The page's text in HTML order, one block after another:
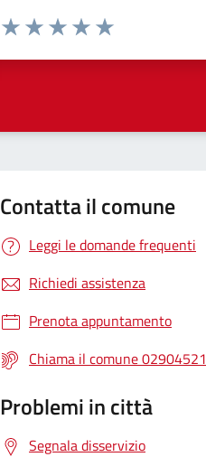
Valuta da 1 a 5 stelle la pagina
Contatta il comune
Leggi le domande frequenti
Richiedi assistenza
Prenota appuntamento
Chiama il comune 02904521
Problemi in città
Segnala disservizio